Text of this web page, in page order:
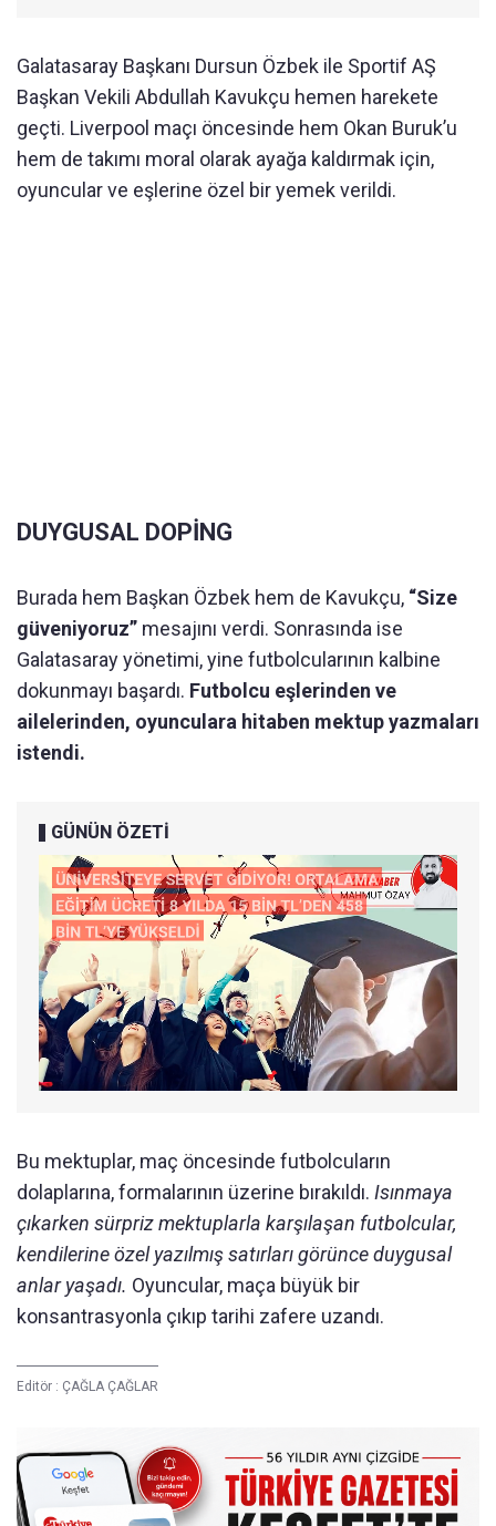
Galatasaray Başkanı Dursun Özbek ile Sportif AŞ
Başkan Vekili Abdullah Kavukçu hemen harekete
geçti. Liverpool maçı öncesinde hem Okan Buruk’u
hem de takımı moral olarak ayağa kaldırmak için,
oyuncular ve eşlerine özel bir yemek verildi.
DUYGUSAL DOPİNG
Burada hem Başkan Özbek hem de Kavukçu, “Size
güveniyoruz” mesajını verdi. Sonrasında ise
Galatasaray yönetimi, yine futbolcularının kalbine
dokunmayı başardı. Futbolcu eşlerinden ve
ailelerinden, oyunculara hitaben mektup yazmaları
istendi.
GÜNÜN ÖZETİ
Bu mektuplar, maç öncesinde futbolcuların
dolaplarına, formalarının üzerine bırakıldı. Isınmaya
çıkarken sürpriz mektuplarla karşılaşan futbolcular,
kendilerine özel yazılmış satırları görünce duygusal
anlar yaşadı. Oyuncular, maça büyük bir
konsantrasyonla çıkıp tarihi zafere uzandı.
Editör : ÇAĞLA ÇAĞLAR